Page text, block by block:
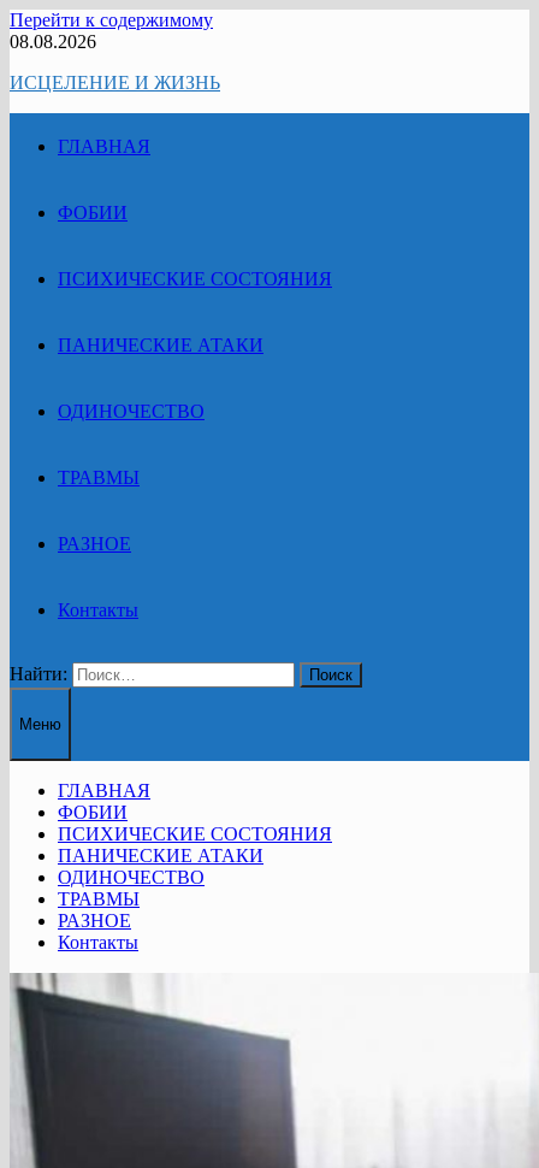
Перейти к содержимому
08.08.2026
ИСЦЕЛЕНИЕ И ЖИЗНЬ
ГЛАВНАЯ
ФОБИИ
ПСИХИЧЕСКИЕ СОСТОЯНИЯ
ПАНИЧЕСКИЕ АТАКИ
ОДИНОЧЕСТВО
ТРАВМЫ
РАЗНОЕ
Контакты
Найти:
Меню
ГЛАВНАЯ
ФОБИИ
ПСИХИЧЕСКИЕ СОСТОЯНИЯ
ПАНИЧЕСКИЕ АТАКИ
ОДИНОЧЕСТВО
ТРАВМЫ
РАЗНОЕ
Контакты